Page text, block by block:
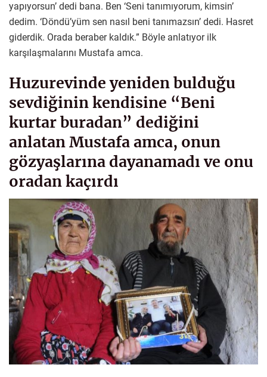
yapıyorsun’ dedi bana. Ben ‘Seni tanımıyorum, kimsin’
dedim. ‘Döndü’yüm sen nasıl beni tanımazsın’ dedi. Hasret
giderdik. Orada beraber kaldık.” Böyle anlatıyor ilk
karşılaşmalarını Mustafa amca.
Huzurevinde yeniden bulduğu
sevdiğinin kendisine “Beni
kurtar buradan” dediğini
anlatan Mustafa amca, onun
gözyaşlarına dayanamadı ve onu
oradan kaçırdı